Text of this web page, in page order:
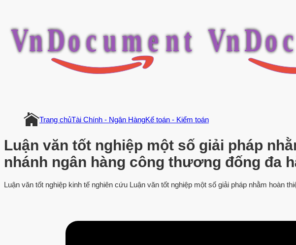
VnDocument VnDoc
Trang chủTài Chính - Ngân HàngKế toán - Kiểm toán
Luận văn tốt nghiệp một số giải pháp
nhánh ngân hàng công thương đống đa
Luận văn tốt nghiệp kinh tế nghiên cứu Luận văn tốt nghiệp một số giải pháp nhằm hoàn